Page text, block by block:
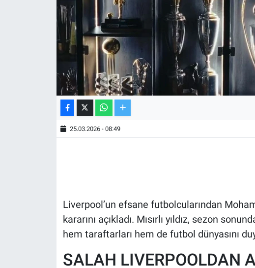
25.03.2026 - 08:49
Liverpool’un efsane futbolcularından
kararını açıkladı. Mısırlı yıldız, sezon
hem taraftarları hem de futbol dünyasını
SALAH LIVERPOOLDAN
KÜLTÜR SANAT
EKONOMİ
POLİTİKA
MAGAZİN